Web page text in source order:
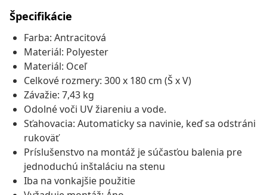
Špecifikácie
Farba: Antracitová
Materiál: Polyester
Materiál: Oceľ
Celkové rozmery: 300 x 180 cm (Š x V)
Závažie: 7,43 kg
Odolné voči UV žiareniu a vode.
Sťahovacia: Automaticky sa navinie, keď sa odstráni
rukoväť
Príslušenstvo na montáž je súčasťou balenia pre
jednoduchú inštaláciu na stenu
Iba na vonkajšie použitie